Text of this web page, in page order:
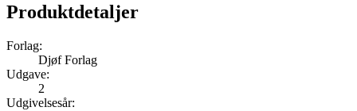
Produktdetaljer
Forlag:
Djøf Forlag
Udgave:
2
Udgivelsesår: